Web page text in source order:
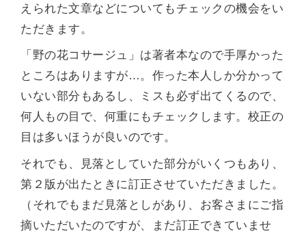
えられた文章などについてもチェックの機会をい
ただきます。
「野の花コサージュ」は著者本なので手厚かった
ところはありますが…。作った本人しか分かって
いない部分もあるし、ミスも必ず出てくるので、
何人もの目で、何重にもチェックします。校正の
目は多いほうが良いのです。
それでも、見落としていた部分がいくつもあり、
第２版が出たときに訂正させていただきました。
（それでもまだ見落としがあり、お客さまにご指
摘いただいたのですが、まだ訂正できていませ